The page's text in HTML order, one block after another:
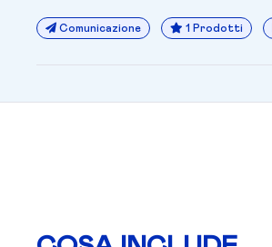
Comunicazione 1 Prodotti